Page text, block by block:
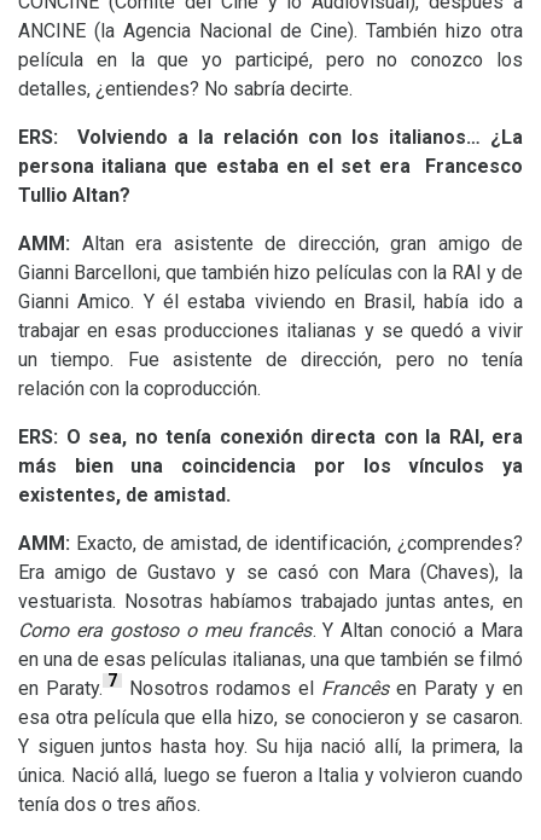
ANCINE (la Agencia Nacional de Cine). También hizo otra
película en la que yo participé, pero no conozco los
detalles, ¿entiendes? No sabría decirte.
ERS:
Volviendo a la relación con los italianos… ¿La
persona italiana que estaba en el set era Francesco
Tullio Altan?
AMM: Altan era asistente de dirección, gran amigo de
Gianni Barcelloni, que también hizo películas con la RAI y de
Gianni Amico. Y él estaba viviendo en Brasil, había ido a
trabajar en esas producciones italianas y se quedó a vivir
un tiempo. Fue asistente de dirección, pero no tenía
relación con la coproducción.
ERS: O sea, no tenía conexión directa con la RAI, era
más bien una coincidencia por los vínculos ya
existentes, de amistad.
AMM: Exacto, de amistad, de identificación, ¿comprendes?
Era amigo de Gustavo y se casó con Mara (Chaves), la
vestuarista. Nosotras habíamos trabajado juntas antes, en
Como era gostoso o meu francês. Y Altan conoció a Mara
en una de esas películas italianas, una que también se filmó
en Paraty. 7 Nosotros rodamos el Francêsen Paraty y en
esa otra película que ella hizo, se conocieron y se casaron.
Y siguen juntos hasta hoy. Su hija nació allí, la primera, la
única. Nació allá, luego se fueron a Italia y volvieron cuando
tenía dos o tres años.